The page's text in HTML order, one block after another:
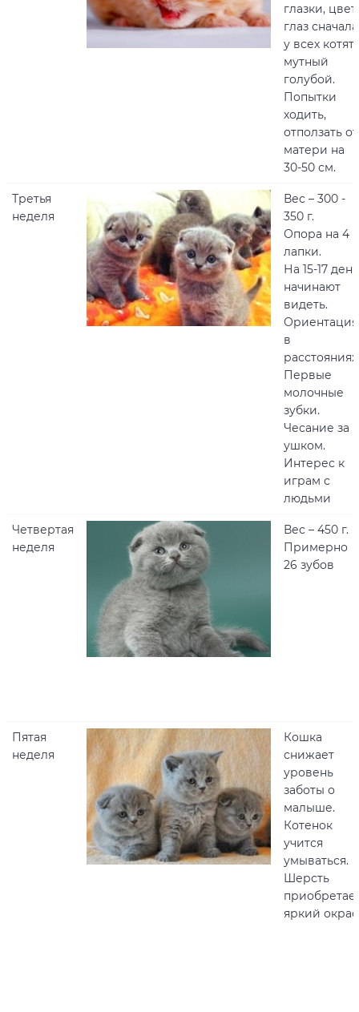
глазки, цвет
глаз сначала
у всех котят
мутный
голубой.
Попытки
ходить,
отползать от
матери на
30-50 см.
Третья
неделя
Вес – 300 -
350 г.
Опора на 4
лапки.
На 15-17 день
начинают
видеть.
Ориентация
в
расстояниях.
Первые
молочные
зубки.
Чесание за
ушком.
Интерес к
играм с
людьми
Четвертая
неделя
Вес – 450 г.
Примерно
26 зубов
Пятая
неделя
Кошка
снижает
уровень
заботы о
малыше.
Котенок
учится
умываться.
Шерсть
яркий окрас